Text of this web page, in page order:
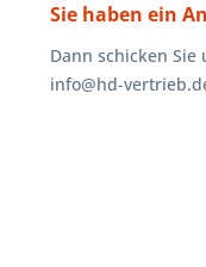
Sie haben ein
Dann schicken Sie
info@hd-